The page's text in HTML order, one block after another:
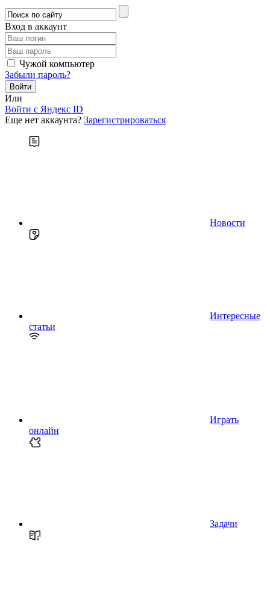
Вход в аккаунт
Чужой компьютер
Забыли пароль?
Или
Войти c Яндекс ID
Еще нет аккаунта? Зарегистрироваться
Новости
Интересные
статьи
Играть
онлайн
Задачи